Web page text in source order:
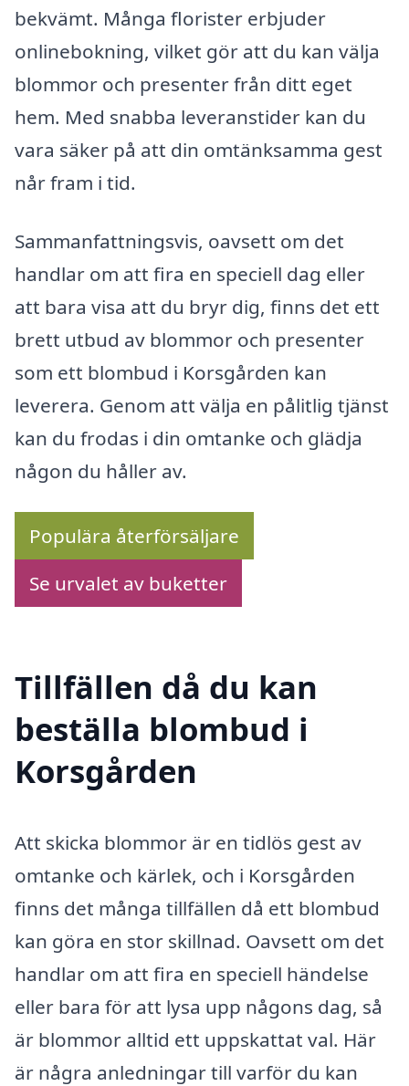
bekvämt. Många florister erbjuder
onlinebokning, vilket gör att du kan välja
blommor och presenter från ditt eget
hem. Med snabba leveranstider kan du
vara säker på att din omtänksamma gest
når fram i tid.
Sammanfattningsvis, oavsett om det
handlar om att fira en speciell dag eller
att bara visa att du bryr dig, finns det ett
brett utbud av blommor och presenter
som ett blombud i Korsgården kan
leverera. Genom att välja en pålitlig tjänst
kan du frodas i din omtanke och glädja
någon du håller av.
Populära återförsäljare
Se urvalet av buketter
Tillfällen då du kan
beställa blombud i
Korsgården
Att skicka blommor är en tidlös gest av
omtanke och kärlek, och i Korsgården
finns det många tillfällen då ett blombud
kan göra en stor skillnad. Oavsett om det
handlar om att fira en speciell händelse
eller bara för att lysa upp någons dag, så
är blommor alltid ett uppskattat val. Här
är några anledningar till varför du kan